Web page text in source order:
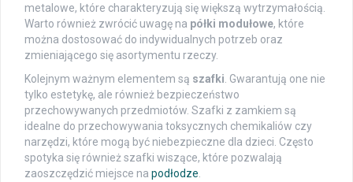
metalowe, które charakteryzują się większą wytrzymałością.
Warto również zwrócić uwagę na półki modułowe, które
można dostosować do indywidualnych potrzeb oraz
zmieniającego się asortymentu rzeczy.
Kolejnym ważnym elementem są szafki. Gwarantują one nie
tylko estetykę, ale również bezpieczeństwo
przechowywanych przedmiotów. Szafki z zamkiem są
idealne do przechowywania toksycznych chemikaliów czy
narzędzi, które mogą być niebezpieczne dla dzieci. Często
spotyka się również szafki wiszące, które pozwalają
zaoszczędzić miejsce na podłodze.